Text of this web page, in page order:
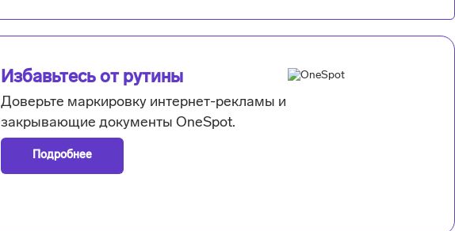
Избавьтесь от рутины
Доверьте маркировку интернет-рекламы и
закрывающие документы OneSpot.
Подробнее